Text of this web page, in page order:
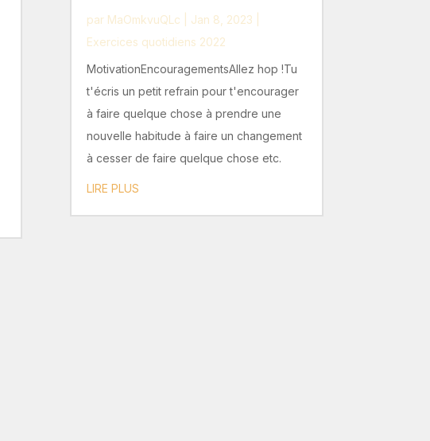
par MaOmkvuQLc Jan 8, 2023
Exercices quotidiens 2022
MotivationEncouragementsAllez hop !Tu
t'écris un petit refrain pour t'encourager
à faire quelque chose à prendre une
nouvelle habitude à faire un changement
à cesser de faire quelque chose etc.
LIRE PLUS